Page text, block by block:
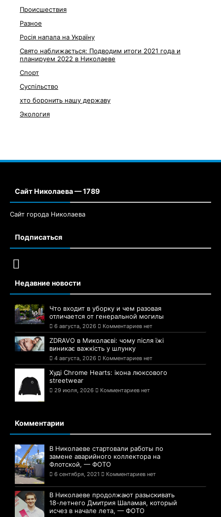
Происшествия
Разное
Росія напала на Україну
Свято наближається: Подводим итоги 2021 года и
планируем 2022 в Николаеве
Спорт
Суспільство
хто боронить нашу державу
Экология
Сайт Николаева — 1789
Сайт города Николаева
Подписаться
Недавние новости
Что входит в уборку и чем разовая
отличается от генеральной могилы
6 августа, 2026 Комментариев нет
ZDRAVO в Миколаєві: чому після їжі
виникає важкість у шлунку
4 августа, 2026 Комментариев нет
Худі Chrome Hearts: ікона люксового
streetwear
29 июля, 2026 Комментариев нет
Комментарии
В Николаеве стартовали работы по
замене аварийного коллектора на
Флотской, — ФОТО
6 сентября, 2021 Комментариев нет
В Николаеве продолжают разыскивать
18-летнего Дмитрия Шаламая, который
исчез в начале лета, — ФОТО